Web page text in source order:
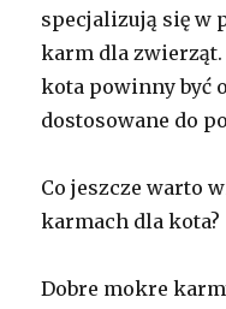
specjalizują się w
karm dla
kota powinny być
dostosowane do
Co jeszcze warto
karmach dla kota?
Dobre mokre